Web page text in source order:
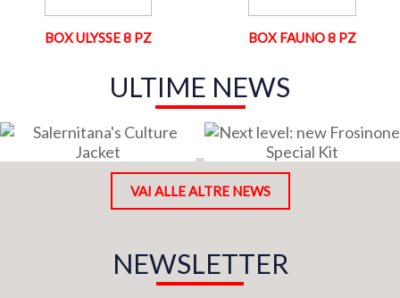
BOX ULYSSE 8 PZ BOX FAUNO 8 PZ
ULTIME NEWS
VAI ALLE ALTRE NEWS
NEWSLETTER